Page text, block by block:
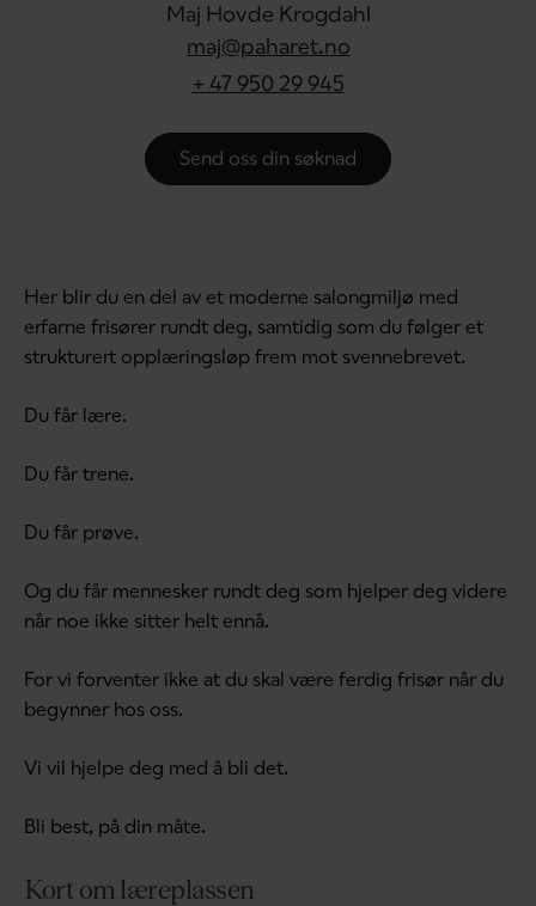
Maj Hovde Krogdahl
maj@paharet.no
+ 47 950 29 945
Send oss din søknad
Her blir du en del av et moderne salongmiljø med
erfarne frisører rundt deg, samtidig som du følger et
strukturert opplæringsløp frem mot svennebrevet.
Du får lære.
Du får trene.
Du får prøve.
Og du får mennesker rundt deg som hjelper deg videre
når noe ikke sitter helt ennå.
For vi forventer ikke at du skal være ferdig frisør når du
begynner hos oss.
Vi vil hjelpe deg med å bli det.
Bli best, på din måte.
Kort om læreplassen